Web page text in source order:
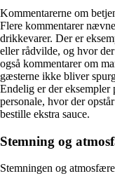
Kommentarerne om
Flere kommentarer
drikkevarer. Der er
eller rådvilde, og hvor
også kommentarer om
gæsterne ikke bliver
Endelig er der eksempler
personale, hvor der
bestille ekstra sauce.
Stemning og
Stemningen og